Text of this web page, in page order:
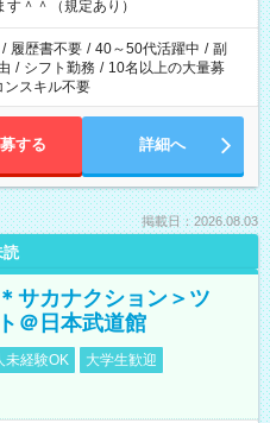
＾＾（規定あり）
/ 履歴書不要 / 40～50代活躍中 / 副
/ シフト勤務 / 10名以上の大量募
ンスキル不要
する 詳細へ
掲載日：2026.08.03
読
サカナクション＞ツ
＠日本武道館
未経験OK
大学生歓迎